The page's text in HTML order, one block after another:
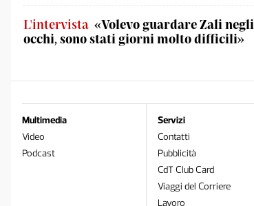
L'intervista «Volevo guardare Zali negli
occhi, sono stati giorni molto difficili»
Multimedia
Video
Podcast
Servizi
Contatti
Pubblicità
CdT Club Card
Viaggi del Corriere
Lavoro